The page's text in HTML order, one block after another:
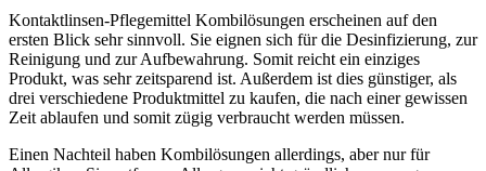
Kontaktlinsen-Pflegemittel Kombilösungen erscheinen auf den
ersten Blick sehr sinnvoll. Sie eignen sich für die Desinfizierung, zur
Reinigung und zur Aufbewahrung. Somit reicht ein einziges
Produkt, was sehr zeitsparend ist. Außerdem ist dies günstiger, als
drei verschiedene Produktmittel zu kaufen, die nach einer gewissen
Zeit ablaufen und somit zügig verbraucht werden müssen.
Einen Nachteil haben Kombilösungen allerdings, aber nur für